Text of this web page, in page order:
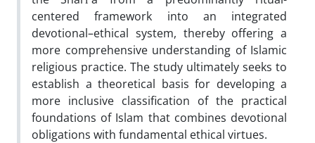
centered framework into an integrated
devotional–ethical system, thereby offering a
more comprehensive understanding of Islamic
religious practice. The study ultimately seeks to
establish a theoretical basis for developing a
more inclusive classification of the practical
foundations of Islam that combines devotional
obligations with fundamental ethical virtues.